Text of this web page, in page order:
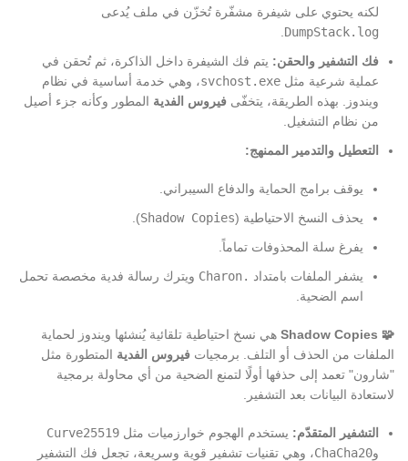
لكنه يحتوي على شيفرة مشفّرة تُخزّن في ملف يُدعى
DumpStack.log
فك التشفير والحقن: يتم فك الشيفرة داخل الذاكرة، ثم تُحقن في
عملية شرعية مثل svchost.exe، وهي خدمة أساسية في نظام
ويندوز. بهذه الطريقة، يتخفّى فيروس الفدية المطور وكأنه جزء أصيل
من نظام التشغيل.
التعطيل والتدمير الممنهج:
يوقف برامج الحماية والدفاع السيبراني.
يحذف النسخ الاحتياطية (Shadow Copies
).
يفرغ سلة المحذوفات تماماً.
يشفر الملفات بامتداد .Charon
ويترك رسالة فدية مخصصة تحمل
اسم الضحية.
🧩 Shadow Copies
هي نسخ احتياطية تلقائية يُنشئها ويندوز لحماية
الملفات من الحذف أو التلف. برمجيات فيروس الفدية المتطورة مثل
"شارون" تعمد إلى حذفها أولًا لتمنع الضحية من أي محاولة برمجية
لاستعادة البيانات بعد التشفير.
التشفير المتقدّم: يستخدم الهجوم خوارزميات مثل Curve25519
وChaCha20، وهي تقنيات تشفير قوية وسريعة، تجعل فك التشفير